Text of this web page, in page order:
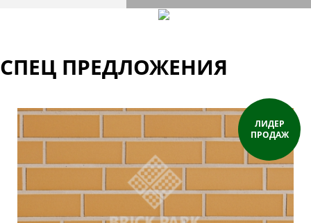
СПЕЦ ПРЕДЛОЖЕНИЯ
ЛИДЕР
ПРОДАЖ